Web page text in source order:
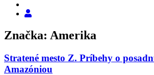
Značka: Amerika
Stratené mesto Z. Príbehy o
Amazóniou